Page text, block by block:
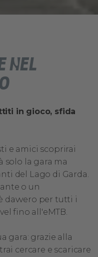
nel
in gioco, sfida
e amici scoprirai
solo la gara ma
del Lago di Garda.
o un
davvero per tutti i
fino all'eMTB.
gara: grazie alla
cercare e scaricare